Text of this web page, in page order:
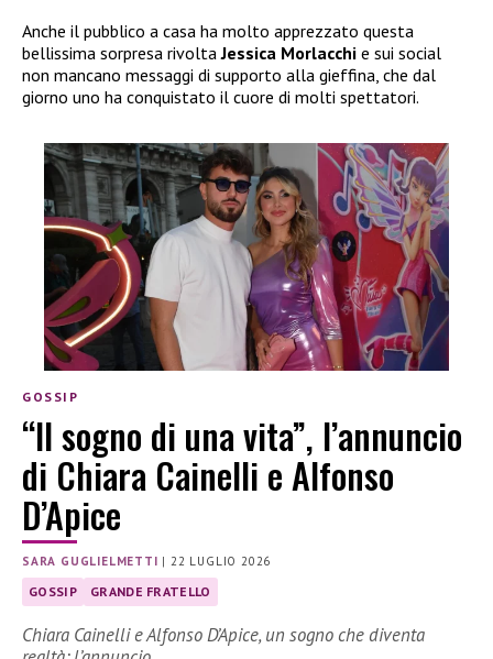
Anche il pubblico a casa ha molto apprezzato questa
bellissima sorpresa rivoltaJessica Morlacchi e sui social
non mancano messaggi di supporto alla gieffina, che dal
giorno uno ha conquistato il cuore di molti spettatori.
GOSSIP
“Il sogno di una vita”, l’annuncio
di Chiara Cainelli e Alfonso
D’Apice
SARA GUGLIELMETTI | 22 LUGLIO 2026
GOSSIP GRANDE FRATELLO
Chiara Cainelli e Alfonso D’Apice, un sogno che diventa